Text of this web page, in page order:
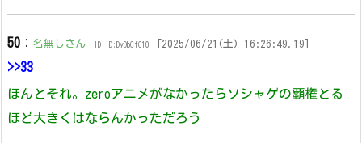
50 ： 名無しさん ID:ID:DyDbCfG10 [2025/06/21(土) 16:26:49.19]
>>33
ほんとそれ。zeroアニメがなかったらソシャゲの覇権とる
ほど大きくはならんかっただろう